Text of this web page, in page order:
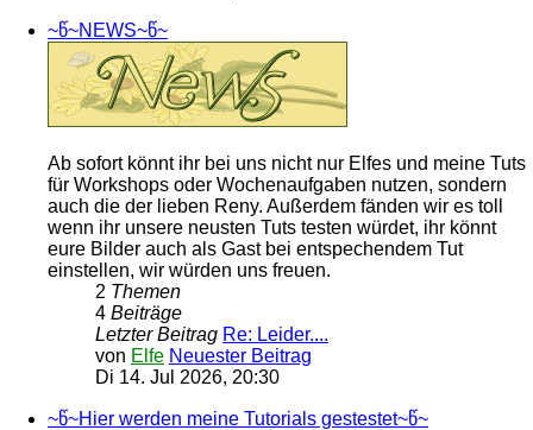
~წ~NEWS~წ~
Ab sofort könnt ihr bei uns nicht nur Elfes und meine Tuts
für Workshops oder Wochenaufgaben nutzen, sondern
auch die der lieben Reny. Außerdem fänden wir es toll
wenn ihr unsere neusten Tuts testen würdet, ihr könnt
eure Bilder auch als Gast bei entspechendem Tut
einstellen, wir würden uns freuen.
2 Themen
4 Beiträge
Letzter Beitrag Re: Leider....
von Elfe Neuester Beitrag
Di 14. Jul 2026, 20:30
~წ~Hier werden meine Tutorials gestestet~წ~